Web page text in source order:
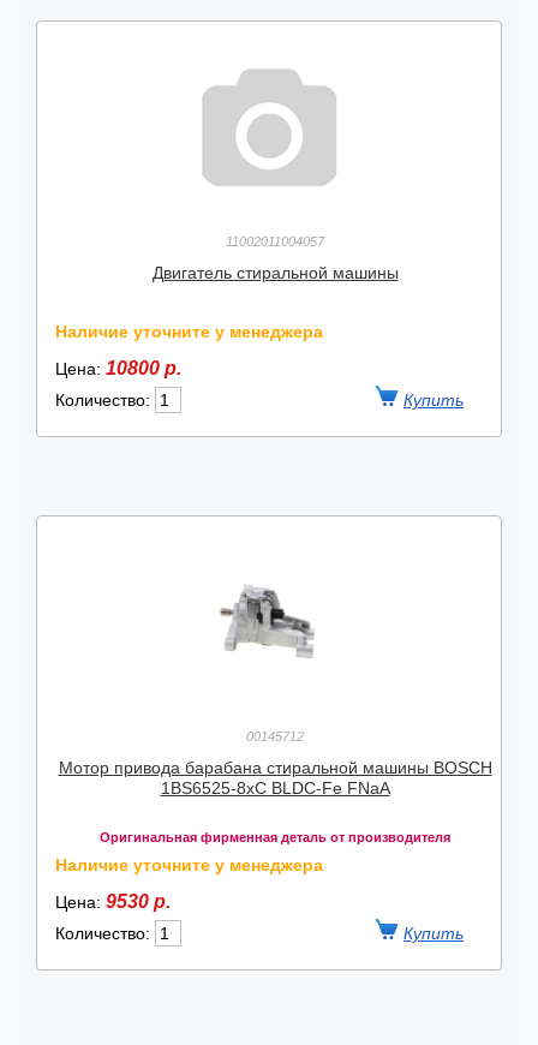
11002011004057
Двигатель стиральной машины
Наличие уточните у менеджера
Цена: 10800 р.
Количество:
00145712
Мотор привода барабана стиральной машины BOSCH
1BS6525-8xC BLDC-Fe FNaA
Оригинальная фирменная деталь от производителя
Наличие уточните у менеджера
Цена: 9530 р.
Количество: